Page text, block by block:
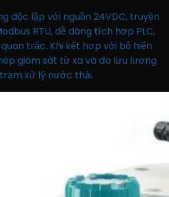
độc lập với nguồn 24VDC, truyền
RTU, dễ dàng tích hợp PLC,
trắc. Khi kết hợp với bộ hiển
giám sát từ xa và đo lưu lượng
xử lý nước thải.